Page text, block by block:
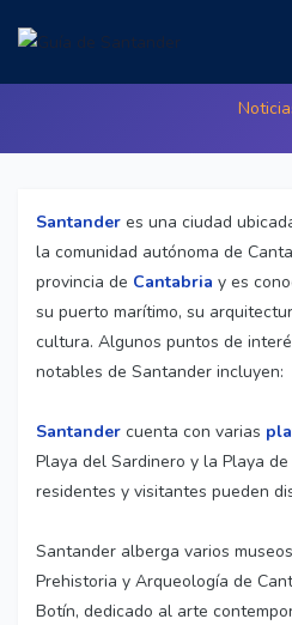
Conoce
Santander es una ciudad
la comunidad autónoma de
provincia de Cantabria y es
su puerto marítimo, su
cultura. Algunos puntos de
notables de Santander incluyen:
Santander cuenta con varias
Playa del Sardinero y la Playa
residentes y visitantes pueden
Santander alberga varios
Prehistoria y Arqueología de
Botín, dedicado al arte